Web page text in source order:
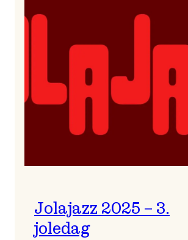
Jolajazz 2025 – 3.
joledag